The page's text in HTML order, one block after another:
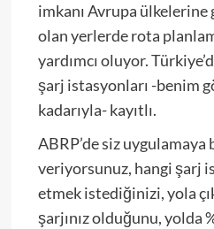
imkanı Avrupa ülkelerine
olan yerlerde rota
yardımcı oluyor.
şarj istasyonları -benim
kadarıyla- kayıtlı.
ABRP’de siz uygulamaya
veriyorsunuz, hangi şarj
etmek istediğinizi, yola
şarjınız olduğunu, yolda